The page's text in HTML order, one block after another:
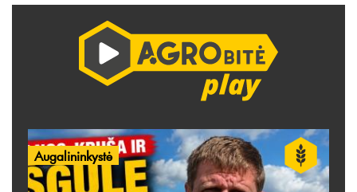
Augalininkystė